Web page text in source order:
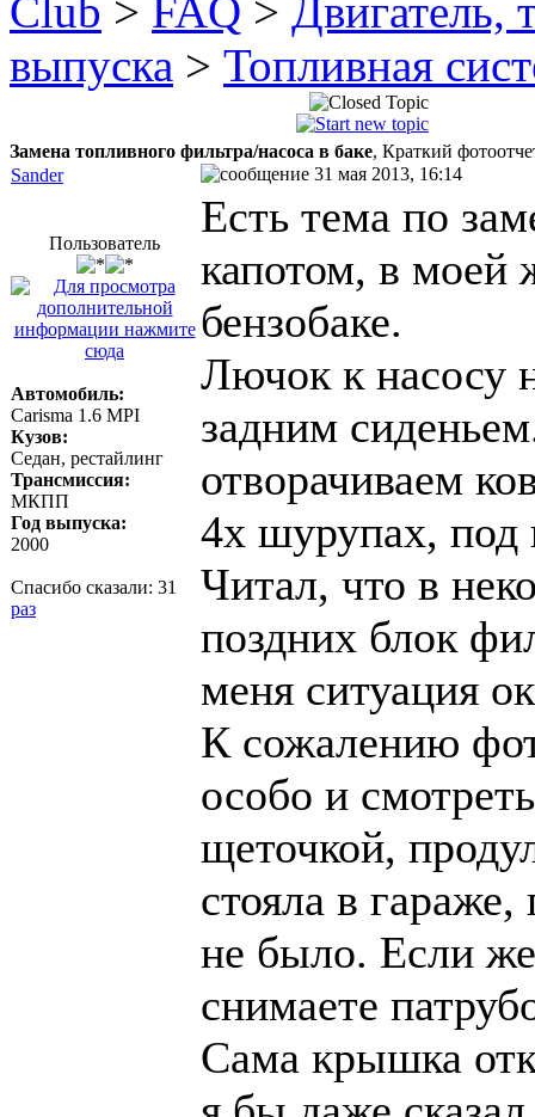
Club > FAQ > Двигатель,
выпуска > Топливная
Замена топливного фильтра/насоса в баке, Краткий
Sander
31 мая 2013, 16:14
Пользователь
Автомобиль:
Carisma 1.6 MPI
Кузов:
Седан, рестайлинг
Трансмиссия:
МКПП
Год выпуска:
2000
Спасибо сказали: 31
раз
Есть тема по
капотом, в моей
бензобаке.
Лючок к насосу
задним
отворачиваем
4х шурупах, под
Читал, что в
поздних блок
меня ситуация
К сожалению
особо и
щеточкой,
стояла в
не было. Если
снимаете
Сама крышка